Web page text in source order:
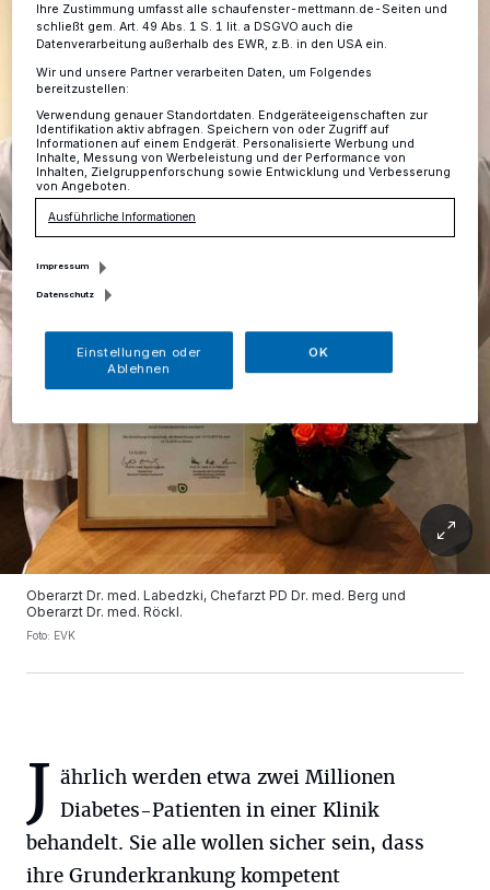
Oberarzt Dr. med. Labedzki, Chefarzt PD Dr. med. Berg und
Oberarzt Dr. med. Röckl.
Foto: EVK
J ährlich werden etwa zwei Millionen
Diabetes-Patienten in einer Klinik
behandelt. Sie alle wollen sicher sein, dass
ihre Grunderkrankung kompetent
Ihre Zustimmung umfasst alle schaufenster-mettmann.de-Seiten und
schließt gem. Art. 49 Abs. 1 S. 1 lit. a DSGVO auch die
Datenverarbeitung außerhalb des EWR, z.B. in den USA ein.
Wir und unsere Partner verarbeiten Daten, um Folgendes
bereitzustellen:
Verwendung genauer Standortdaten. Endgeräteeigenschaften zur
Identifikation aktiv abfragen. Speichern von oder Zugriff auf
Informationen auf einem Endgerät. Personalisierte Werbung und
Inhalte, Messung von Werbeleistung und der Performance von
Inhalten, Zielgruppenforschung sowie Entwicklung und Verbesserung
von Angeboten.
Ausführliche Informationen
Impressum
Datenschutz
Einstellungen oder
Ablehnen
OK